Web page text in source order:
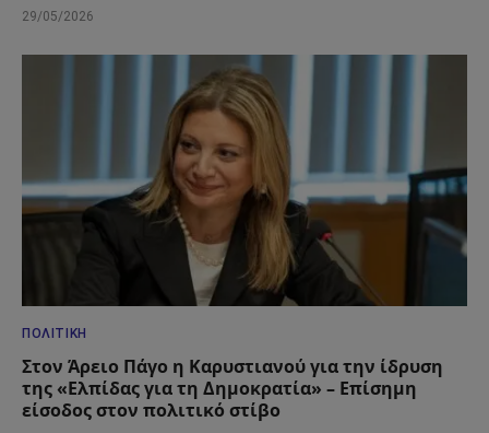
29/05/2026
ΠΟΛΙΤΙΚΉ
Στον Άρειο Πάγο η Καρυστιανού για την ίδρυση
της «Ελπίδας για τη Δημοκρατία» – Επίσημη
είσοδος στον πολιτικό στίβο